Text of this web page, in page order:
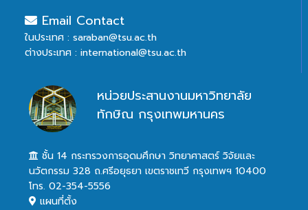
Email Contact
ในประเทศ : saraban@tsu.ac.th
ต่างประเทศ : international@tsu.ac.th
หน่วยประสานงานมหาวิทยาลัย
ทักษิณ กรุงเทพมหานคร
ชั้น 14 กระทรวงการอุดมศึกษา วิทยาศาสตร์ วิจัยและ
นวัตกรรม 328 ถ.ศรีอยุธยา เขตราชเทวี กรุงเทพฯ 10400
โทร. 02-354-5556
แผนที่ตั้ง